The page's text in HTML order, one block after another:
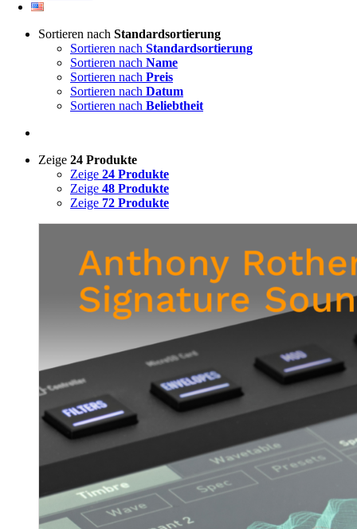
Sortieren nach Standardsortierung
Sortieren nach Standardsortierung
Sortieren nach Name
Sortieren nach Preis
Sortieren nach Datum
Sortieren nach Beliebtheit
Zeige 24 Produkte
Zeige 24 Produkte
Zeige 48 Produkte
Zeige 72 Produkte